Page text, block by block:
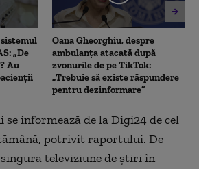
„De
Au
Oana Gheorghiu, despre
ambulanța atacată după
zvonurile de pe TikTok:
„Trebuie să existe răspundere
pentru dezinformare”
se informează de la Digi24 de cel
potrivit raportului. De
televiziune de știri în